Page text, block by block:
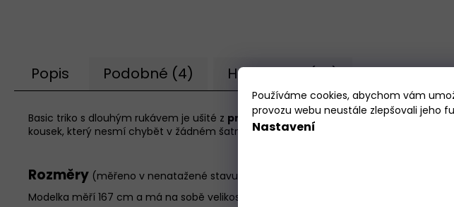
Používáme cookies, abychom vám
provozu webu neustále zlepšovali jeho
Nastavení
Popis Podobné (4) Hodnocení (23)
Basic triko s dlouhým rukávem je ušité z pružnéhoa vysoce kvalitního materiálu .
kousek, který nesmí chybět v žádném šatníku.Vhodný ke každému outfitu i
Rozměry (měřeno v nenatažené stavu):
Modelka měří 167 cm a má na sobě velikost XS, áčkový střih.